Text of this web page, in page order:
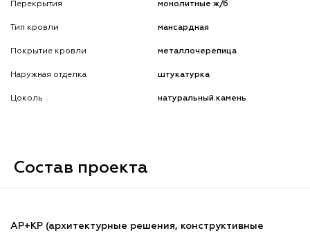
Перекрытия монолитные ж/б
Тип кровли мансардная
Покрытие кровли металлочерепица
Наружная отделка штукатурка
Цоколь натуральный камень
Состав проекта
АР+КР (архитектурные решения, конструктивные